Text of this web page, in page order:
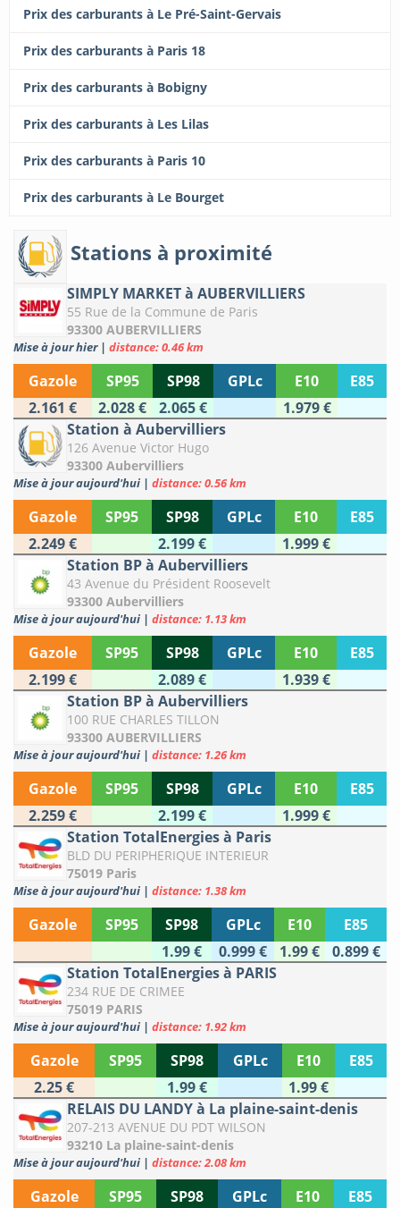
Prix des carburants à Le Pré-Saint-Gervais
Prix des carburants à Paris 18
Prix des carburants à Bobigny
Prix des carburants à Les Lilas
Prix des carburants à Paris 10
Prix des carburants à Le Bourget
Stations à proximité
SIMPLY MARKET à AUBERVILLIERS
55 Rue de la Commune de Paris
93300 AUBERVILLIERS
Mise à jour hier | distance: 0.46 km
Gazole SP95 SP98 GPLc E10
E85
2.161 €
2.028 € 2.065 €
1.979 €
Station à Aubervilliers
126 Avenue Victor Hugo
93300 Aubervilliers
Mise à jour aujourd'hui | distance: 0.56 km
Gazole SP95 SP98 GPLc E10
E85
2.249 €
2.199 €
1.999 €
Station BP à Aubervilliers
43 Avenue du Président Roosevelt
93300 Aubervilliers
Mise à jour aujourd'hui | distance: 1.13 km
Gazole SP95 SP98 GPLc E10
E85
2.199 €
2.089 €
1.939 €
Station BP à Aubervilliers
100 RUE CHARLES TILLON
93300 AUBERVILLIERS
Mise à jour aujourd'hui | distance: 1.26 km
Gazole SP95 SP98 GPLc E10
E85
2.259 €
2.199 €
1.999 €
Station TotalEnergies à Paris
BLD DU PERIPHERIQUE INTERIEUR
75019 Paris
Mise à jour aujourd'hui | distance: 1.38 km
Gazole SP95 SP98 GPLc E10
E85
1.99 €
0.999 € 1.99 €
0.899 €
Station TotalEnergies à PARIS
234 RUE DE CRIMEE
75019 PARIS
Mise à jour aujourd'hui | distance: 1.92 km
Gazole SP95 SP98 GPLc E10
E85
2.25 €
1.99 €
1.99 €
RELAIS DU LANDY à La plaine-saint-denis
207-213 AVENUE DU PDT WILSON
93210 La plaine-saint-denis
Mise à jour aujourd'hui | distance: 2.08 km
Gazole SP95 SP98 GPLc E10
E85